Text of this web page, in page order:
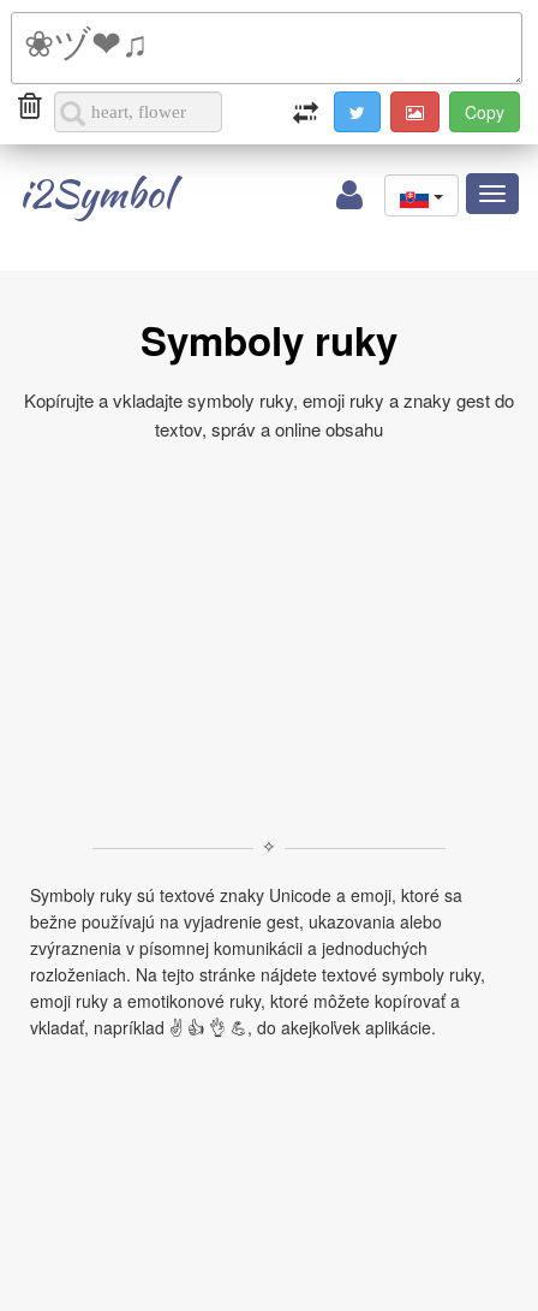
i2Symbol
Symboly ruky
Kopírujte a vkladajte symboly ruky, emoji ruky a znaky gest do
textov, správ a online obsahu
✧
Symboly ruky sú textové znaky Unicode a emoji, ktoré sa
bežne používajú na vyjadrenie gest, ukazovania alebo
zvýraznenia v písomnej komunikácii a jednoduchých
rozloženiach. Na tejto stránke nájdete textové symboly ruky,
emoji ruky a emotikonové ruky, ktoré môžete kopírovať a
vkladať, napríklad ✌ 👍 👌 💪, do akejkoľvek aplikácie.